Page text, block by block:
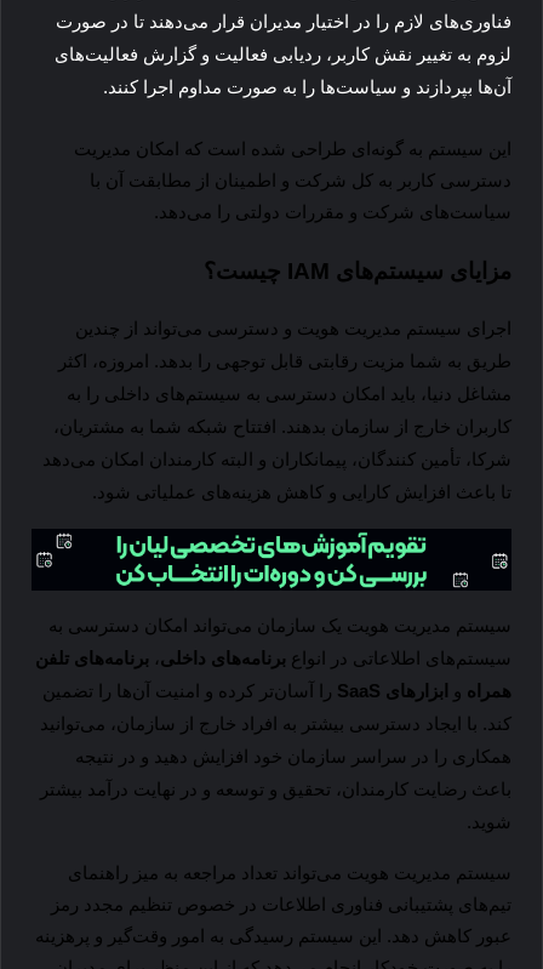
فناوری‌های‌ لازم را در اختیار مدیران قرار می‌دهند تا در صورت
لزوم به تغییر نقش کاربر، ردیابی فعالیت و گزارش فعالیت‌های
آن‌ها بپردازند و سیاست‌ها را به صورت مداوم اجرا کنند.
این سیستم به گونه‌ای طراحی شده است که امکان مدیریت
دسترسی کاربر به کل شرکت و اطمینان از مطابقت آن با
سیاست‌های شرکت و مقررات دولتی را می‌دهد.
مزایای سیستم‌های IAM چیست؟
اجرای سیستم مدیریت هویت و دسترسی می‌تواند از چندین
طریق به شما مزیت رقابتی قابل توجهی را بدهد. امروزه، اکثر
مشاغل دنیا، باید امکان دسترسی به سیستم‌های داخلی را به
کاربران خارج از سازمان بدهند.
افتتاح شبکه شما به مشتریان،
شرکا، تأمین کنندگان، پیمانکاران و البته کارمندان امکان می‌دهد
تا باعث افزایش کارایی و کاهش هزینه‌های عملیاتی شود.
سیستم مدیریت هویت یک سازمان می‌تواند امکان دسترسی به
سیستم‌های اطلاعاتی در انواع برنامه‌های داخلی، برنامه‌های تلفن
همراه و ابزارهای SaaS را آسان‌تر کرده و امنیت آن‌ها را تضمین
کند. با ایجاد دسترسی بیشتر به افراد خارج از سازمان، می‌توانید
همکاری را در سراسر سازمان خود افزایش دهید و در نتیجه
باعث رضایت کارمندان، تحقیق و توسعه و در نهایت درآمد بیشتر
شوید.
سیستم مدیریت هویت می‌تواند تعداد مراجعه به میز راهنمای
تیم‌های پشتیبانی فناوری اطلاعات در خصوص تنظیم مجدد رمز
عبور کاهش دهد. این سیستم رسیدگی به امور وقت‌گیر و پرهزینه